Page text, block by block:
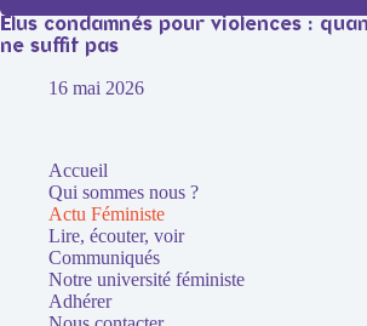
Élus condamnés pour violences :
ne suffit pas
16 mai 2026
Accueil
Qui sommes nous ?
Actu Féministe
Lire, écouter, voir
Communiqués
Notre université féministe
Adhérer